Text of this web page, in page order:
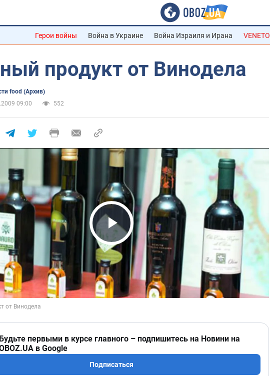
Герои войны Война в Украине Война Израиля и Ирана VENETO
продукт от Винодела
food (Архив)
09:00
552
Play Video
Будьте первыми в курсе главного – подпишитесь на Новини на
в Google
Подписаться